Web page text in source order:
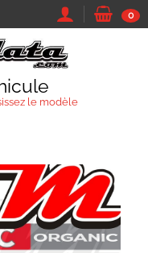
0
le modèle
VÉHICULE